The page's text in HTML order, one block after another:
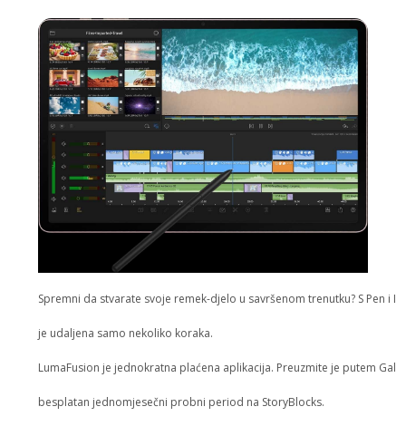
Spremni da stvarate svoje remek-djelo u savršenom trenutku? S Pen i
je udaljena samo nekoliko koraka.
LumaFusion je jednokratna plaćena aplikacija. Preuzmite je putem
besplatan jednomjesečni probni period na StoryBlocks.